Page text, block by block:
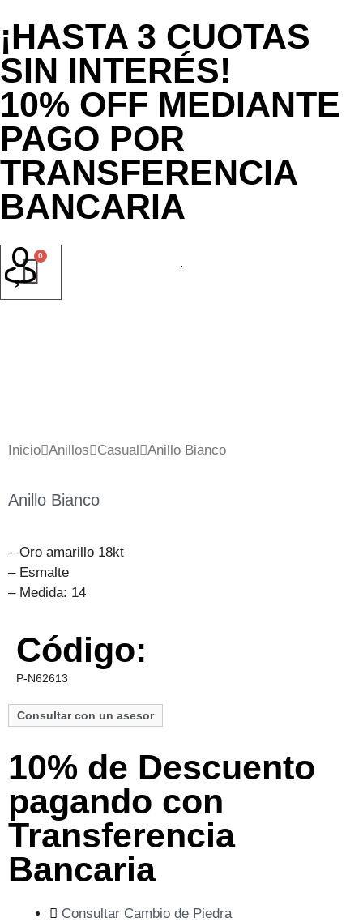
¡HASTA 3 CUOTAS
SIN INTERÉS!
10% OFF MEDIANTE
PAGO POR
TRANSFERENCIA
BANCARIA
Inicio Anillos Casual Anillo Bianco
Anillo Bianco
– Oro amarillo 18kt
– Esmalte
– Medida: 14
Código:
P-N62613
Consultar con un asesor
10% de Descuento
pagando con
Transferencia
Bancaria
Consultar Cambio de Piedra